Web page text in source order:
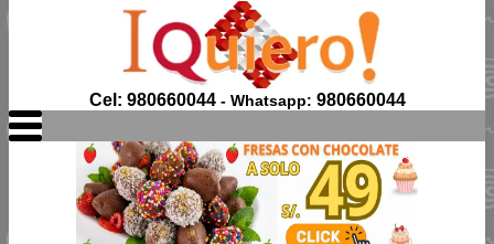
Cel: 980660044- Whatsapp: 980660044